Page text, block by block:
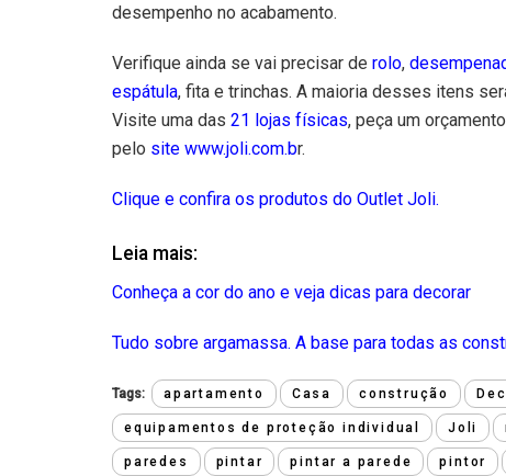
desempenho no acabamento.
Verifique ainda se vai precisar de rolo,
espátula, fita e trinchas. A maioria desses itens
Visite uma das 21 lojas físicas, peça um
pelo site www.joli.com.br.
Clique e confira os produtos do Outlet Joli.
Leia mais:
Conheça a cor do ano e veja dicas para decorar
Tudo sobre argamassa. A base para todas as
Tags: apartamento Casa construção
equipamentos de proteção individual Joli
paredes pintar pintar a parede pintor